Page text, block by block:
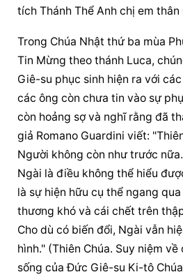
tích Thánh Thể Anh chị em thân
Trong Chúa Nhật thứ ba mùa
Tin Mừng theo thánh Luca,
Giê-su phục sinh hiện ra với
các ông còn chưa tin vào sự
còn hoảng sợ và nghĩ rằng đã
giả Romano Guardini viết:
Người không còn như trước
Ngài là điều không thể hiểu
là sự hiện hữu cụ thể ngang
thương khó và cái chết trên
Cho dù có biến đổi, Ngài vẫn
hình." (Thiên Chúa. Suy niệm về
sống của Đức Giê-su Ki-tô